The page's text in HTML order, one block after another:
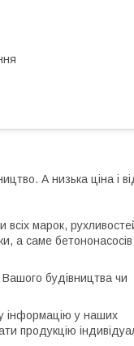
А низька ціна і
всіх марок,
а саме
будівництва чи
інформацію у наших
продукцію